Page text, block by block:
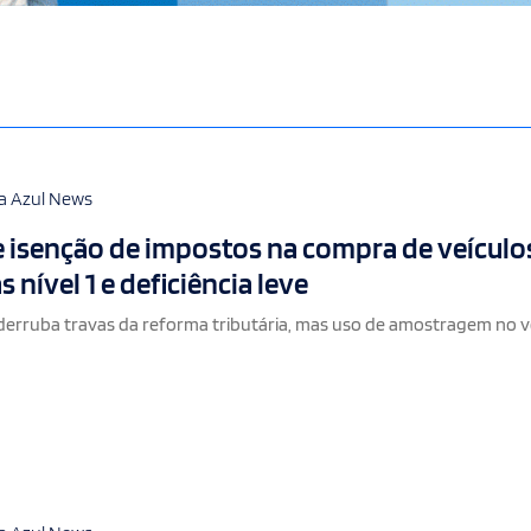
Azul News
isenção de impostos na compra de
nível 1 e deficiência leve
travas da reforma tributária, mas uso de amostragem no